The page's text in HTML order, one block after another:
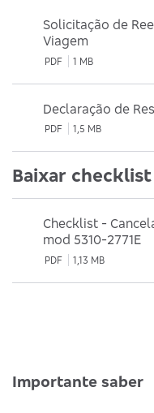
Solicitação de
Viagem
PDF 1 MB
Declaração de
PDF 1,5 MB
Baixar checklist
Checklist -
mod 5310-2771E
PDF 1,13 MB
Importante saber